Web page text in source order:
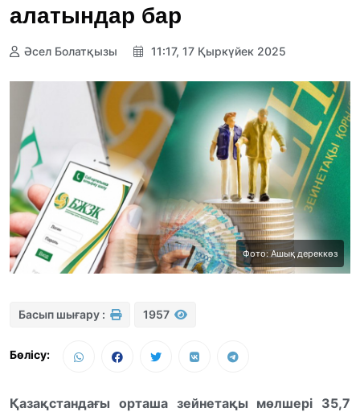
алатындар бар
Әсел Болатқызы 11:17, 17 Қыркүйек 2025
Фото: Ашық дереккөз
Басып шығару : 1957
Бөлісу:
Қазақстандағы орташа зейнетақы мөлшері 35,7